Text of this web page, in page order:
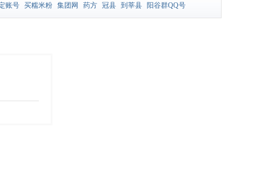
账号 买糯米粉 集团网 药方 冠县 到莘县 阳谷群QQ号